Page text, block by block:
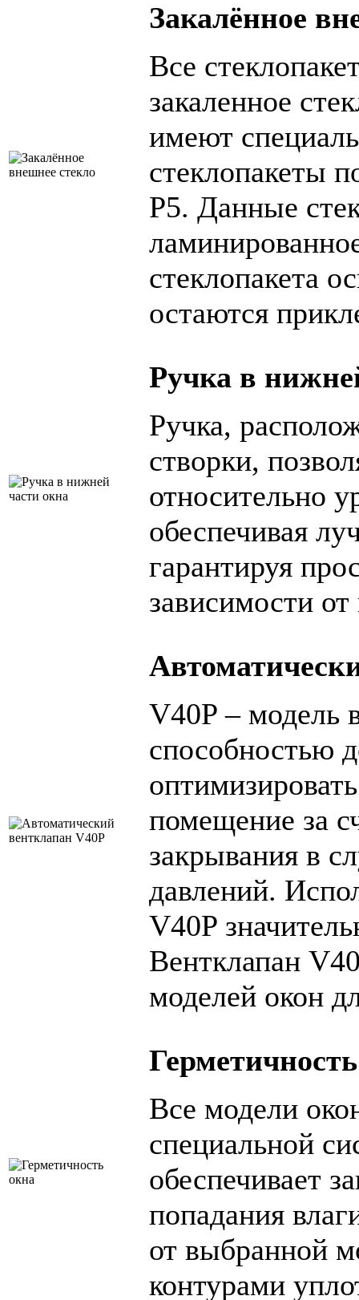
Закалённое
Все
закаленное
имеют
стеклопакеты
P5. Данные
стеклопакета
остаются
Ручка в
Ручка,
створки,
относительно
обеспечивая
гарантируя
зависимости
V40P – модель
способностью
помещение за
закрывания в
давлений.
V40P
Вентклапан
моделей окон
Все модели
специальной
обеспечивает
попадания
от выбранной
контурами